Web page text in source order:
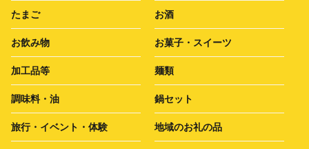
たまご お酒
お飲み物 お菓子・スイーツ
加工品等 麺類
調味料・油 鍋セット
旅行・イベント・体験 地域のお礼の品